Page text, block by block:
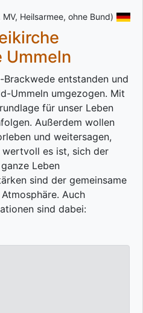
MV, Heilsarmee, ohne Bund)
Ummeln
entstanden und
Ummeln umgezogen. Mit
für unser Leben
Außerdem wollen
und weitersagen,
es ist, sich der
Leben
sind der gemeinsame
Auch
sind dabei: